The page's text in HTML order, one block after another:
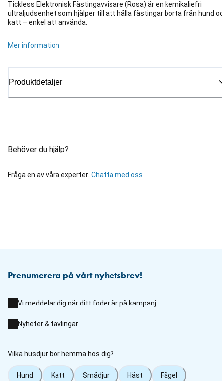
Tickless Elektronisk Fästingavvisare (Rosa) är en kemikaliefri
ultraljudsenhet som hjälper till att hålla fästingar borta från hund
katt – enkel att använda.
Mer information
Produktdetaljer
Behöver du hjälp?
Fråga en av våra experter. Chatta med oss
Prenumerera på vårt nyhetsbrev!
Vi meddelar dig när ditt foder är på kampanj
Nyheter & tävlingar
Vilka husdjur bor hemma hos dig?
Hund Katt Smådjur Häst Fågel